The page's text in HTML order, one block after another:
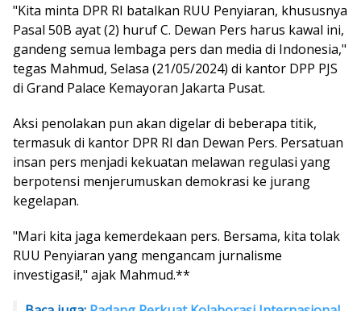
"Kita minta DPR RI batalkan RUU Penyiaran, khususnya
Pasal 50B ayat (2) huruf C. Dewan Pers harus kawal ini,
gandeng semua lembaga pers dan media di Indonesia,"
tegas Mahmud, Selasa (21/05/2024) di kantor DPP PJS
di Grand Palace Kemayoran Jakarta Pusat.
Aksi penolakan pun akan digelar di beberapa titik,
termasuk di kantor DPR RI dan Dewan Pers. Persatuan
insan pers menjadi kekuatan melawan regulasi yang
berpotensi menjerumuskan demokrasi ke jurang
kegelapan.
"Mari kita jaga kemerdekaan pers. Bersama, kita tolak
RUU Penyiaran yang mengancam jurnalisme
investigasi!," ajak Mahmud.**